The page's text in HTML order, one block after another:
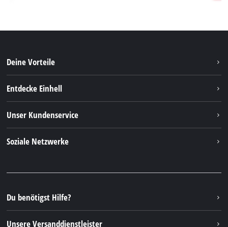
Deine Vorteile
Entdecke Einhell
Nachhaltigkeit
Unser Kundenservice
FAQs
Rücksendungen / Widerruf
Soziale Netzwerke
Instagram
TikTok
Du benötigst Hilfe?
Unsere Versanddienstleister